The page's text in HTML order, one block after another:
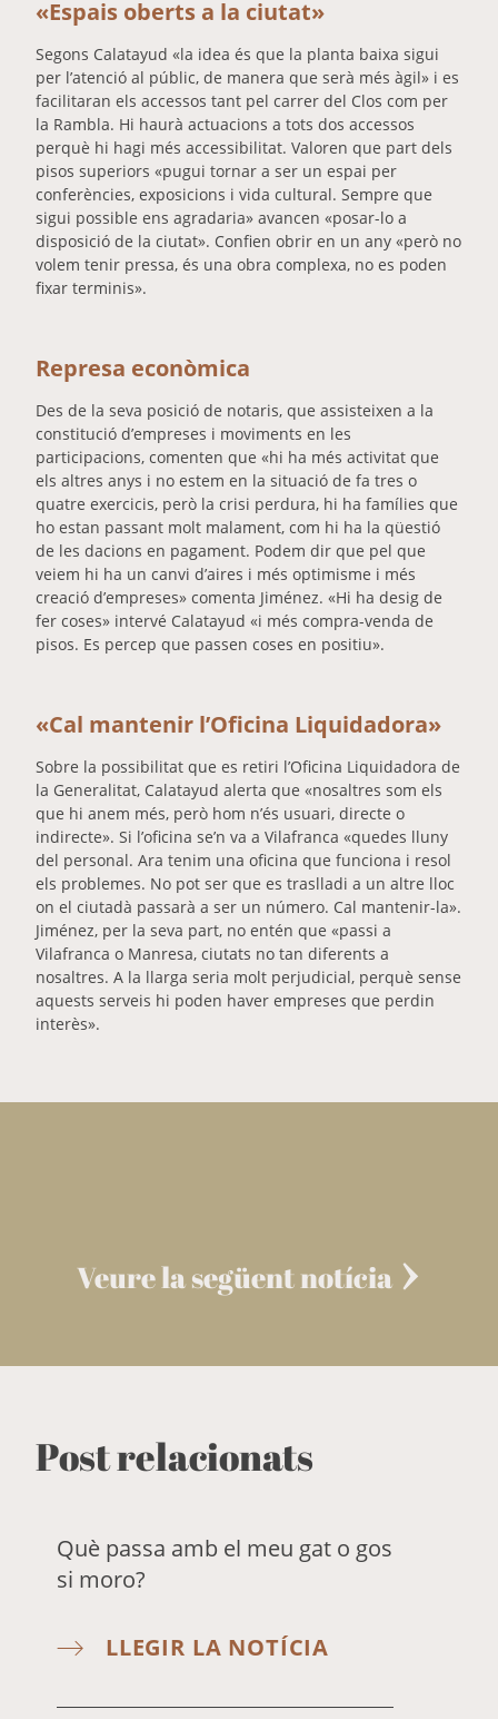
«Espais oberts a la ciutat»
Segons Calatayud «la idea és que la planta baixa sigui
per l’atenció al públic, de manera que serà més àgil» i es
facilitaran els accessos tant pel carrer del Clos com per
la Rambla. Hi haurà actuacions a tots dos accessos
perquè hi hagi més accessibilitat. Valoren que part dels
pisos superiors «pugui tornar a ser un espai per
conferències, exposicions i vida cultural. Sempre que
sigui possible ens agradaria» avancen «posar-lo a
disposició de la ciutat». Confien obrir en un any «però no
volem tenir pressa, és una obra complexa, no es poden
fixar terminis».
Represa econòmica
Des de la seva posició de notaris, que assisteixen a la
constitució d’empreses i moviments en les
participacions, comenten que «hi ha més activitat que
els altres anys i no estem en la situació de fa tres o
quatre exercicis, però la crisi perdura, hi ha famílies que
ho estan passant molt malament, com hi ha la qüestió
de les dacions en pagament. Podem dir que pel que
veiem hi ha un canvi d’aires i més optimisme i més
creació d’empreses» comenta Jiménez. «Hi ha desig de
fer coses» intervé Calatayud «i més compra-venda de
pisos. Es percep que passen coses en positiu».
«Cal mantenir l’Oficina Liquidadora»
Sobre la possibilitat que es retiri l’Oficina Liquidadora de
la Generalitat, Calatayud alerta que «nosaltres som els
que hi anem més, però hom n’és usuari, directe o
indirecte». Si l’oficina se’n va a Vilafranca «quedes lluny
del personal. Ara tenim una oficina que funciona i resol
els problemes. No pot ser que es traslladi a un altre lloc
on el ciutadà passarà a ser un número. Cal mantenir-la».
Jiménez, per la seva part, no entén que «passi a
Vilafranca o Manresa, ciutats no tan diferents a
nosaltres. A la llarga seria molt perjudicial, perquè sense
aquests serveis hi poden haver empreses que perdin
interès».
Veure la següent notícia
Post relacionats
Què passa amb el meu gat o gos
si moro?
LLEGIR LA NOTÍCIA